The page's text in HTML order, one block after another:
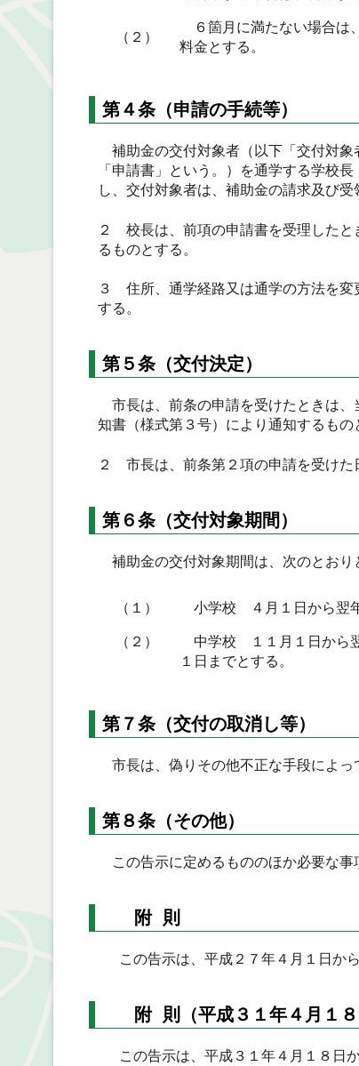
（２）
６箇月に満たない場合は
料金とする。
第４条（申請の手続等）
補助金の交付対象者（以下「交付対象
「申請書」という。）を通学する学校
し、交付対象者は、補助金の請求及び
２ 校長は、前項の申請書を受理したと
るものとする。
３ 住所、通学経路又は通学の方法を変
する。
第５条（交付決定）
市長は、前条の申請を受けたときは、
知書（様式第３号）により通知するもの
２ 市長は、前条第２項の申請を受けた
第６条（交付対象期間）
補助金の交付対象期間は、次のとおり
（１） 小学校 ４月１日から翌
（２）
中学校 １１月１日から翌
１日までとする。
第７条（交付の取消し等）
市長は、偽りその他不正な手段によっ
第８条（その他）
この告示に定めるもののほか必要な事
附 則
この告示は、平成２７年４月１日から
附 則（平成３１年４月１８
この告示は、平成３１年４月１８日か